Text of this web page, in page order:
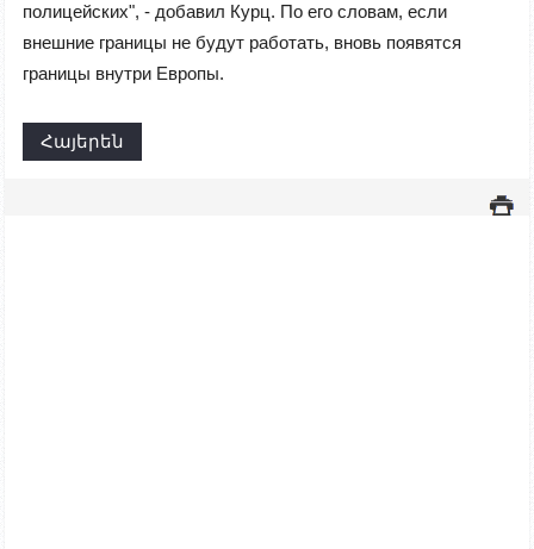
полицейских", - добавил Курц. По его словам, если
внешние границы не будут работать, вновь появятся
границы внутри Европы.
Հայերեն